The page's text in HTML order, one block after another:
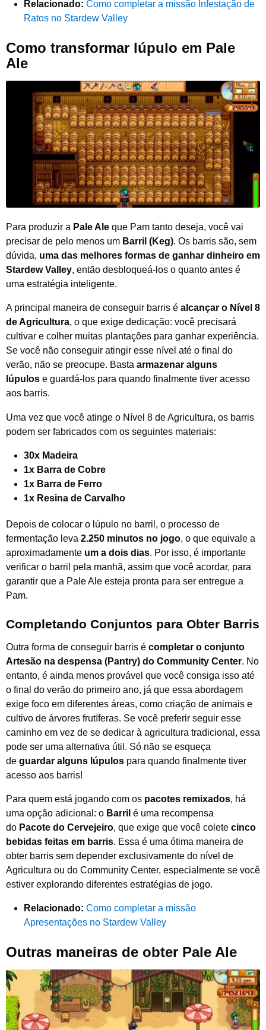
Relacionado: Como completar a missão Infestação de
Ratos no Stardew Valley
Como transformar lúpulo em Pale
Ale
Para produzir a Pale Ale que Pam tanto deseja, você vai
precisar de pelo menos um Barril (Keg). Os barris são, sem
dúvida, uma das melhores formas de ganhar dinheiro em
Stardew Valley, então desbloqueá-los o quanto antes é
uma estratégia inteligente.
A principal maneira de conseguir barris é alcançar o Nível 8
de Agricultura, o que exige dedicação: você precisará
cultivar e colher muitas plantações para ganhar experiência.
Se você não conseguir atingir esse nível até o final do
verão, não se preocupe. Basta armazenar alguns
lúpulos e guardá-los para quando finalmente tiver acesso
aos barris.
Uma vez que você atinge o Nível 8 de Agricultura, os barris
podem ser fabricados com os seguintes materiais:
30x Madeira
1x Barra de Cobre
1x Barra de Ferro
1x Resina de Carvalho
Depois de colocar o lúpulo no barril, o processo de
fermentação leva 2.250 minutos no jogo, o que equivale a
aproximadamente um a dois dias. Por isso, é importante
verificar o barril pela manhã, assim que você acordar, para
garantir que a Pale Ale esteja pronta para ser entregue a
Pam.
Completando Conjuntos para Obter Barris
Outra forma de conseguir barris é completar o conjunto
Artesão na despensa (Pantry) do Community Center. No
entanto, é ainda menos provável que você consiga isso até
o final do verão do primeiro ano, já que essa abordagem
exige foco em diferentes áreas, como criação de animais e
cultivo de árvores frutíferas. Se você preferir seguir esse
caminho em vez de se dedicar à agricultura tradicional, essa
pode ser uma alternativa útil. Só não se esqueça
de guardar alguns lúpulos para quando finalmente tiver
acesso aos barris!
Para quem está jogando com os pacotes remixados, há
uma opção adicional: o Barril é uma recompensa
do Pacote do Cervejeiro, que exige que você colete cinco
bebidas feitas em barris. Essa é uma ótima maneira de
obter barris sem depender exclusivamente do nível de
Agricultura ou do Community Center, especialmente se você
estiver explorando diferentes estratégias de jogo.
Relacionado: Como completar a missão
Apresentações no Stardew Valley
Outras maneiras de obter Pale Ale